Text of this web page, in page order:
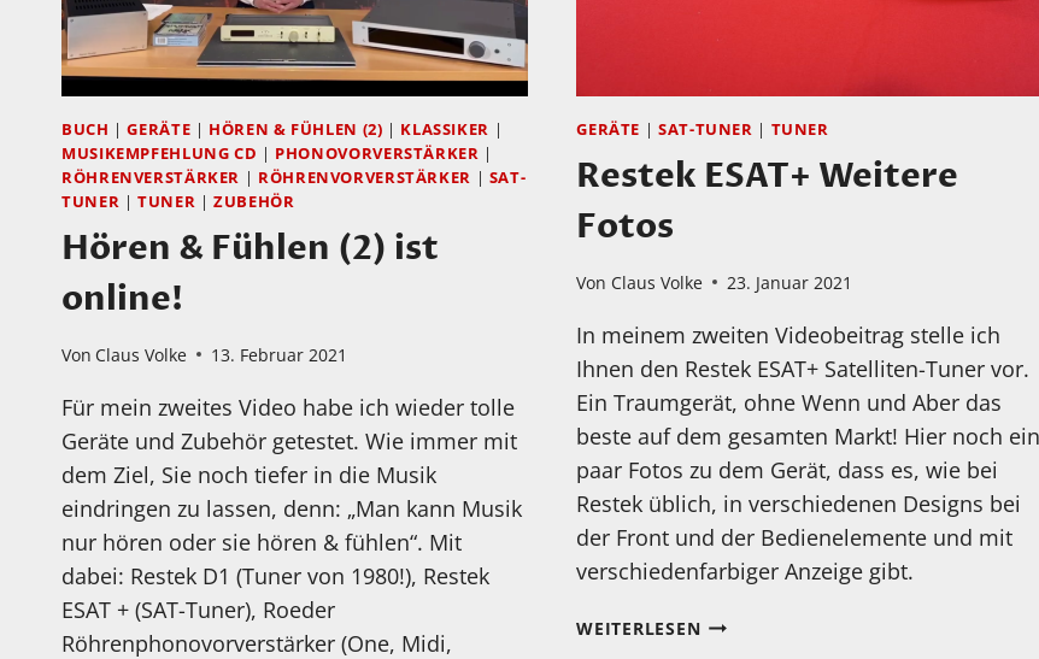
BUCH |GERÄTE | HÖREN & FÜHLEN (2) | KLASSIKER |
MUSIKEMPFEHLUNG CD | PHONOVORVERSTÄRKER |
RÖHRENVERSTÄRKER | RÖHRENVORVERSTÄRKER | SAT-
TUNER |TUNER |ZUBEHÖR
Hören & Fühlen (2) ist
online!
Von Claus Volke 13. Februar 2021
Für mein zweites Video habe ich wieder tolle
Geräte und Zubehör getestet. Wie immer mit
dem Ziel, Sie noch tiefer in die Musik
eindringen zu lassen, denn: „Man kann Musik
nur hören oder sie hören & fühlen“. Mit
dabei: Restek D1 (Tuner von 1980!), Restek
ESAT + (SAT-Tuner), Roeder
Röhrenphonovorverstärker (One, Midi,
GERÄTE | SAT-TUNER | TUNER
Restek ESAT+ Weitere
Fotos
Von Claus Volke 23. Januar 2021
In meinem zweiten Videobeitrag stelle ich
Ihnen den Restek ESAT+ Satelliten-Tuner vor.
Ein Traumgerät, ohne Wenn und Aber das
beste auf dem gesamten Markt! Hier noch ein
paar Fotos zu dem Gerät, dass es, wie bei
Restek üblich, in verschiedenen Designs bei
der Front und der Bedienelemente und mit
verschiedenfarbiger Anzeige gibt.
WEITERLESENRESTEK